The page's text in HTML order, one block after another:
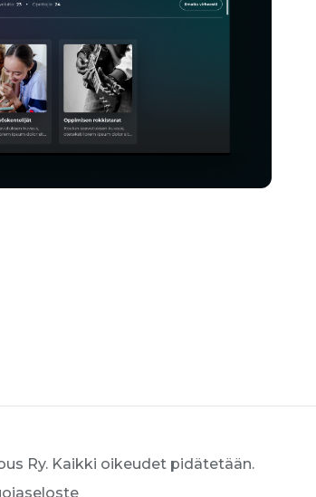
Ry. Kaikki oikeudet pidätetään.